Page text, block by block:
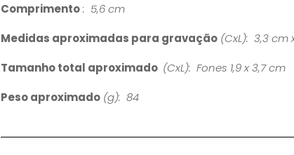
Comprimento: 5,6 cm
Medidas aproximadas para gravação (CxL): 3,3 cm
Tamanho total aproximado (CxL): Fones 1,9 x 3,7 cm
Peso aproximado (g): 84